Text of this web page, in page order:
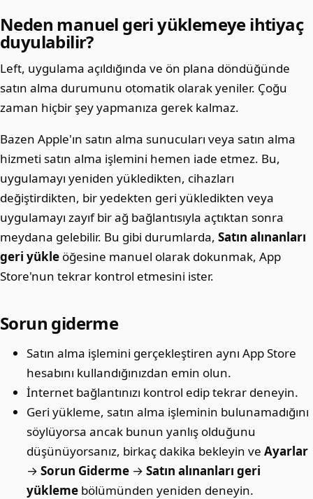
Neden manuel geri yüklemeye ihtiyaç
duyulabilir?
Left, uygulama açıldığında ve ön plana döndüğünde
satın alma durumunu otomatik olarak yeniler. Çoğu
zaman hiçbir şey yapmanıza gerek kalmaz.
Bazen Apple'ın satın alma sunucuları veya satın alma
hizmeti satın alma işlemini hemen iade etmez. Bu,
uygulamayı yeniden yükledikten, cihazları
değiştirdikten, bir yedekten geri yükledikten veya
uygulamayı zayıf bir ağ bağlantısıyla açtıktan sonra
meydana gelebilir. Bu gibi durumlarda, Satın alınanları
geri yükle öğesine manuel olarak dokunmak, App
Store'nun tekrar kontrol etmesini ister.
Sorun giderme
Satın alma işlemini gerçekleştiren aynı App Store
hesabını kullandığınızdan emin olun.
İnternet bağlantınızı kontrol edip tekrar deneyin.
Geri yükleme, satın alma işleminin bulunamadığını
söylüyorsa ancak bunun yanlış olduğunu
düşünüyorsanız, birkaç dakika bekleyin veAyarlar
→Sorun Giderme →Satın alınanları geri
yükleme bölümünden yeniden deneyin.